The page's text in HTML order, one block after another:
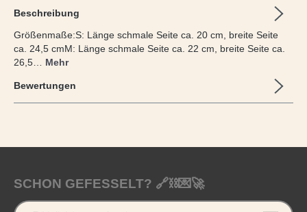
Beschreibung
Größenmaße:S: Länge schmale Seite ca. 20 cm, breite Seite
ca. 24,5 cmM: Länge schmale Seite ca. 22 cm, breite Seite ca.
26,5… Mehr
Bewertungen
SCHON GEFESSELT? 🔗⛓️💌🚀